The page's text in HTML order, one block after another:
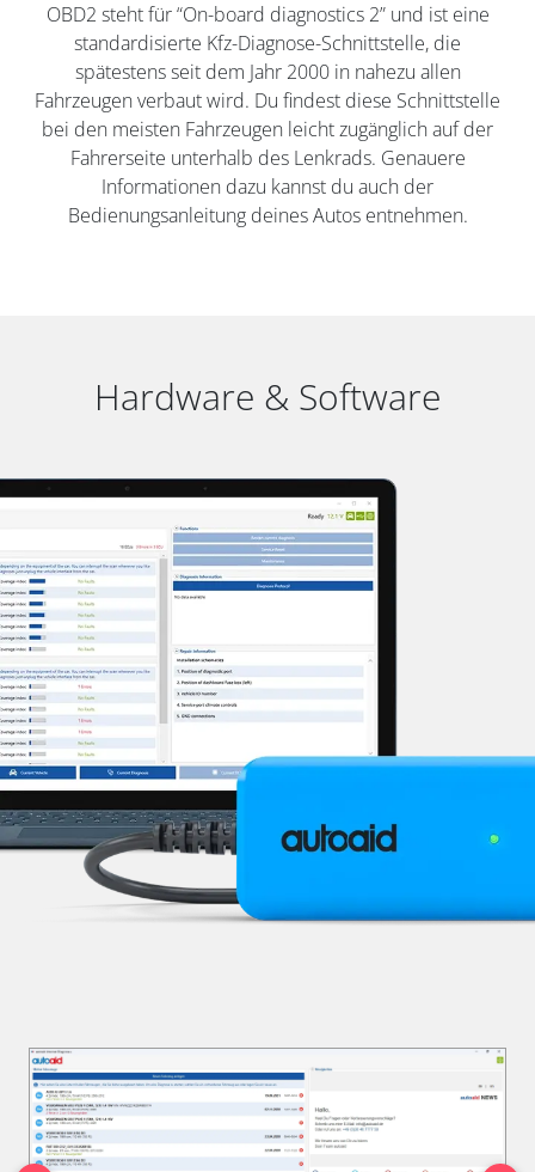
OBD2 steht für “On-board diagnostics 2” und ist eine
standardisierte Kfz-Diagnose-Schnittstelle, die
spätestens seit dem Jahr 2000 in nahezu allen
Fahrzeugen verbaut wird. Du findest diese Schnittstelle
bei den meisten Fahrzeugen leicht zugänglich auf der
Fahrerseite unterhalb des Lenkrads. Genauere
Informationen dazu kannst du auch der
Bedienungsanleitung deines Autos entnehmen.
Hardware & Software